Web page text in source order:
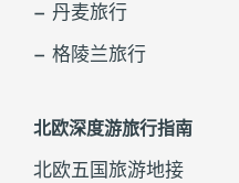
– 丹麦旅行
– 格陵兰旅行
北欧深度游旅行指南
北欧五国旅游地接